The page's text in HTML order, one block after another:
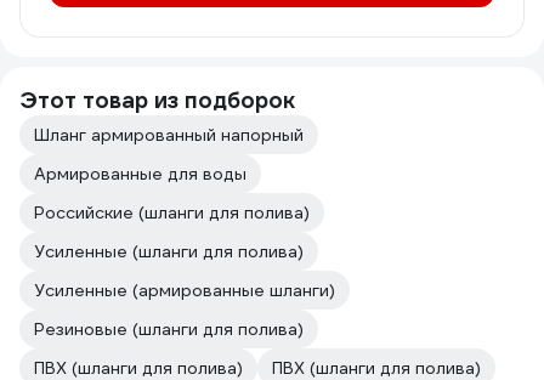
Этот товар из подборок
Шланг армированный напорный
Армированные для воды
Российские (шланги для полива)
Усиленные (шланги для полива)
Усиленные (армированные шланги)
Резиновые (шланги для полива)
ПВХ (шланги для полива)
ПВХ (шланги для полива)